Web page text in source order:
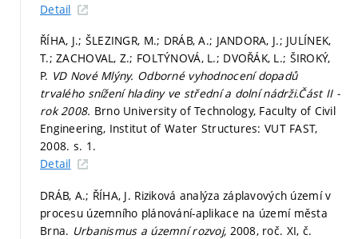
Detail
ŘÍHA, J.; ŠLEZINGR, M.; DRÁB, A.; JANDORA, J.; JULÍNEK,
T.; ZACHOVAL, Z.; FOLTÝNOVÁ, L.; DVOŘÁK, L.; ŠIROKÝ,
P. VD Nové Mlýny. Odborné vyhodnocení dopadů
trvalého snížení hladiny ve střední a dolní nádrži.Část II -
rok 2008. Brno University of Technology, Faculty of Civil
Engineering, Institut of Water Structures: VUT FAST,
2008. s. 1.
Detail
DRÁB, A.; ŘÍHA, J. Riziková analýza záplavových území v
procesu územního plánování-aplikace na území města
Brna. Urbanismus a územní rozvoj, 2008, roč. XI, č.